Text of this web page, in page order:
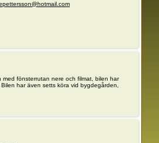
fönsterrutan nere och filmat, bilen har
har även setts köra vid bygdegården,